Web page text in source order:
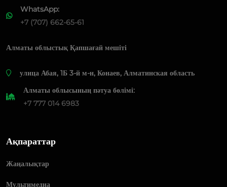
WhatsApp:
+7 (707) 662-65-61
Алматы облыстық Қапшағай мешіті
​улица Абая, 1Б 3-й м-н, Конаев, Алматинская область
Алматы облысының пәтуа бөлімі:
+7 777 014 6983
Ақпараттар
Жаңалықтар
Мультимедиа